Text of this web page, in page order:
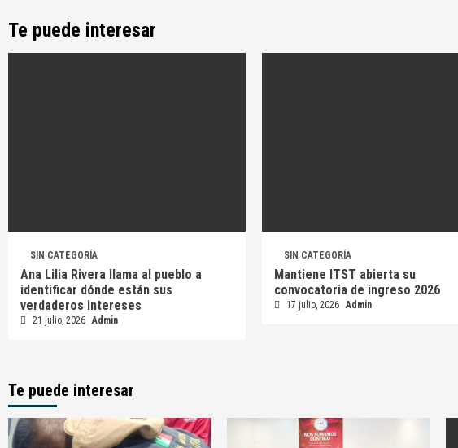
Te puede interesar
SIN CATEGORÍA
Ana Lilia Rivera llama al pueblo a
identificar dónde están sus
verdaderos intereses
21 julio, 2026 Admin
SIN CATEGORÍA
Mantiene ITST abierta su
convocatoria de ingreso 2026
17 julio, 2026 Admin
Te puede interesar